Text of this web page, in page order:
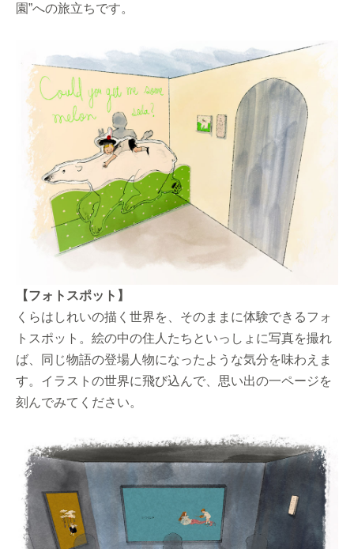
園”への旅立ちです。
【フォトスポット】
くらはしれいの描く世界を、そのままに体験できるフォ
トスポット。絵の中の住人たちといっしょに写真を撮れ
ば、同じ物語の登場人物になったような気分を味わえま
す。イラストの世界に飛び込んで、思い出の一ページを
刻んでみてください。